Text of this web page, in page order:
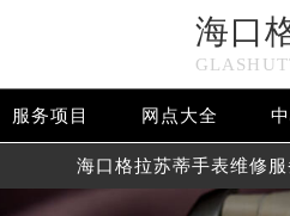
海口
服务项目 网点大全
海口格拉苏蒂手表维修